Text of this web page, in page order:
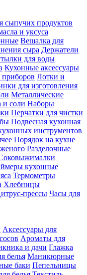
сыпучих продуктов
и уксуса
Вешалка для
сыра Держатели
для воды
Кухонные аксессуары
Лотки и
для изготовления
Металлические
и соли Наборы
Перчатки для чистки
Подвесная кухонная
инструментов
Порядок на кухне
Разделочные
кухонные
Термометры
Хлебницы
прессы Часы для
Аксессуары для
Ароматы для
и дачи Глажка
белья Маникюрные
баки Пепельницы